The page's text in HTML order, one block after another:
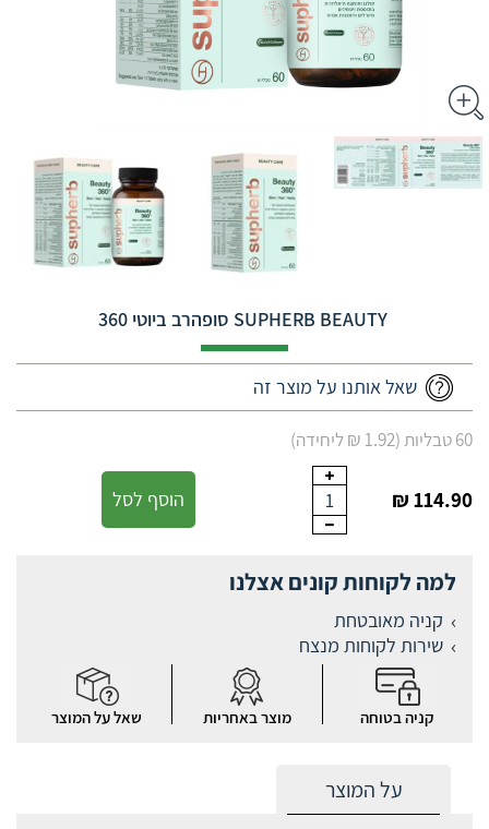
‎SUPHERB‎ ‎BEAUTY‎ ‎ סופהרב ביוטי 360
שאל אותנו על מוצר זה
60 טבליות (1.92 ₪ ליחידה)
114.90 ₪
1 הוסף לסל
למה לקוחות קונים אצלנו
קניה מאובטחת
שירות לקוחות מנצח
קניה בטוחה מוצר באחריות שאל על המוצר
על המוצר